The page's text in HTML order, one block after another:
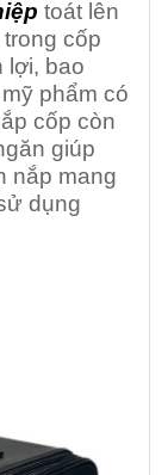
toát lên
cốp
lợi, bao
phẩm có
cốp còn
giúp
nắp mang
dụng